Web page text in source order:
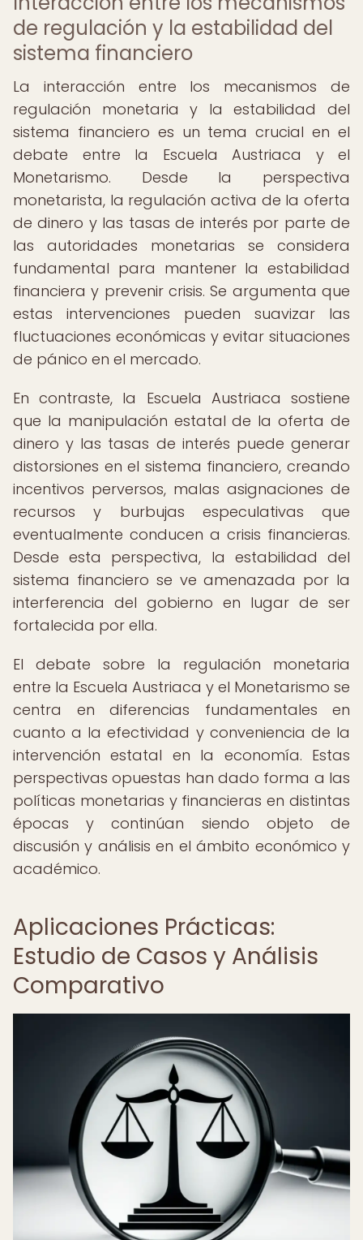
de regulación y la estabilidad del
sistema financiero
La interacción entre los mecanismos de
regulación monetaria y la estabilidad del
sistema financiero es un tema crucial en el
debate entre la Escuela Austriaca y el
Monetarismo. Desde la perspectiva
monetarista, la regulación activa de la oferta
de dinero y las tasas de interés por parte de
las autoridades monetarias se considera
fundamental para mantener la estabilidad
financiera y prevenir crisis. Se argumenta que
estas intervenciones pueden suavizar las
fluctuaciones económicas y evitar situaciones
de pánico en el mercado.
En contraste, la Escuela Austriaca sostiene
que la manipulación estatal de la oferta de
dinero y las tasas de interés puede generar
distorsiones en el sistema financiero, creando
incentivos perversos, malas asignaciones de
recursos y burbujas especulativas que
eventualmente conducen a crisis financieras.
Desde esta perspectiva, la estabilidad del
sistema financiero se ve amenazada por la
interferencia del gobierno en lugar de ser
fortalecida por ella.
El debate sobre la regulación monetaria
entre la Escuela Austriaca y el Monetarismo se
centra en diferencias fundamentales en
cuanto a la efectividad y conveniencia de la
intervención estatal en la economía. Estas
perspectivas opuestas han dado forma a las
políticas monetarias y financieras en distintas
épocas y continúan siendo objeto de
discusión y análisis en el ámbito económico y
académico.
Aplicaciones Prácticas:
Estudio de Casos y Análisis
Comparativo